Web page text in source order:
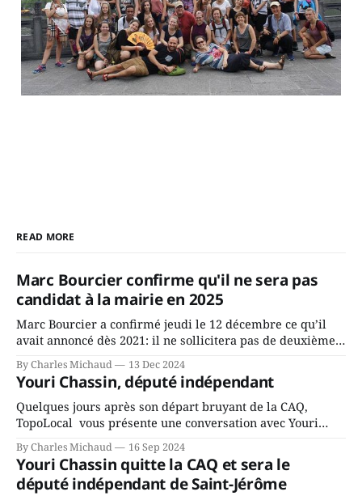
READ MORE
Marc Bourcier confirme qu'il ne sera pas
candidat à la mairie en 2025
Marc Bourcier a confirmé jeudi le 12 décembre ce qu’il
avait annoncé dès 2021: il ne sollicitera pas de deuxième
fait l’annonce en s’adressant aux employés de la ville,
rassemblés en soirée pour leur traditionnel souper
By Charles Michaud 13 Dec 2024
Youri Chassin, député indépendant
Quelques jours après son départ bruyant de la CAQ,
TopoLocal vous présente une conversation avec Youri
depuis longtemps? Sera-t-il candidat indépendant dans 2
ans? Joindrait-il un autre parti, par exemple les
conservateurs d’Éric Duhaime? Que lui
By Charles Michaud 16 Sep 2024
Youri Chassin quitte la CAQ et sera le
député indépendant de Saint-Jérôme